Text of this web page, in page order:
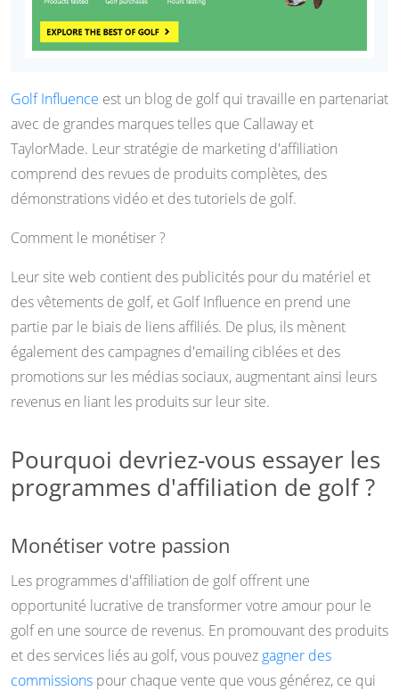
Golf Influence est un blog de golf qui travaille en partenariat
avec de grandes marques telles que Callaway et
TaylorMade. Leur stratégie de marketing d'affiliation
comprend des revues de produits complètes, des
démonstrations vidéo et des tutoriels de golf.
Comment le monétiser ?
Leur site web contient des publicités pour du matériel et
des vêtements de golf, et Golf Influence en prend une
partie par le biais de liens affiliés. De plus, ils mènent
également des campagnes d'emailing ciblées et des
promotions sur les médias sociaux, augmentant ainsi leurs
revenus en liant les produits sur leur site.
Pourquoi devriez-vous essayer les
programmes d'affiliation de golf ?
Monétiser votre passion
Les programmes d'affiliation de golf offrent une
opportunité lucrative de transformer votre amour pour le
golf en une source de revenus. En promouvant des produits
et des services liés au golf, vous pouvez gagner des
commissions pour chaque vente que vous générez, ce qui